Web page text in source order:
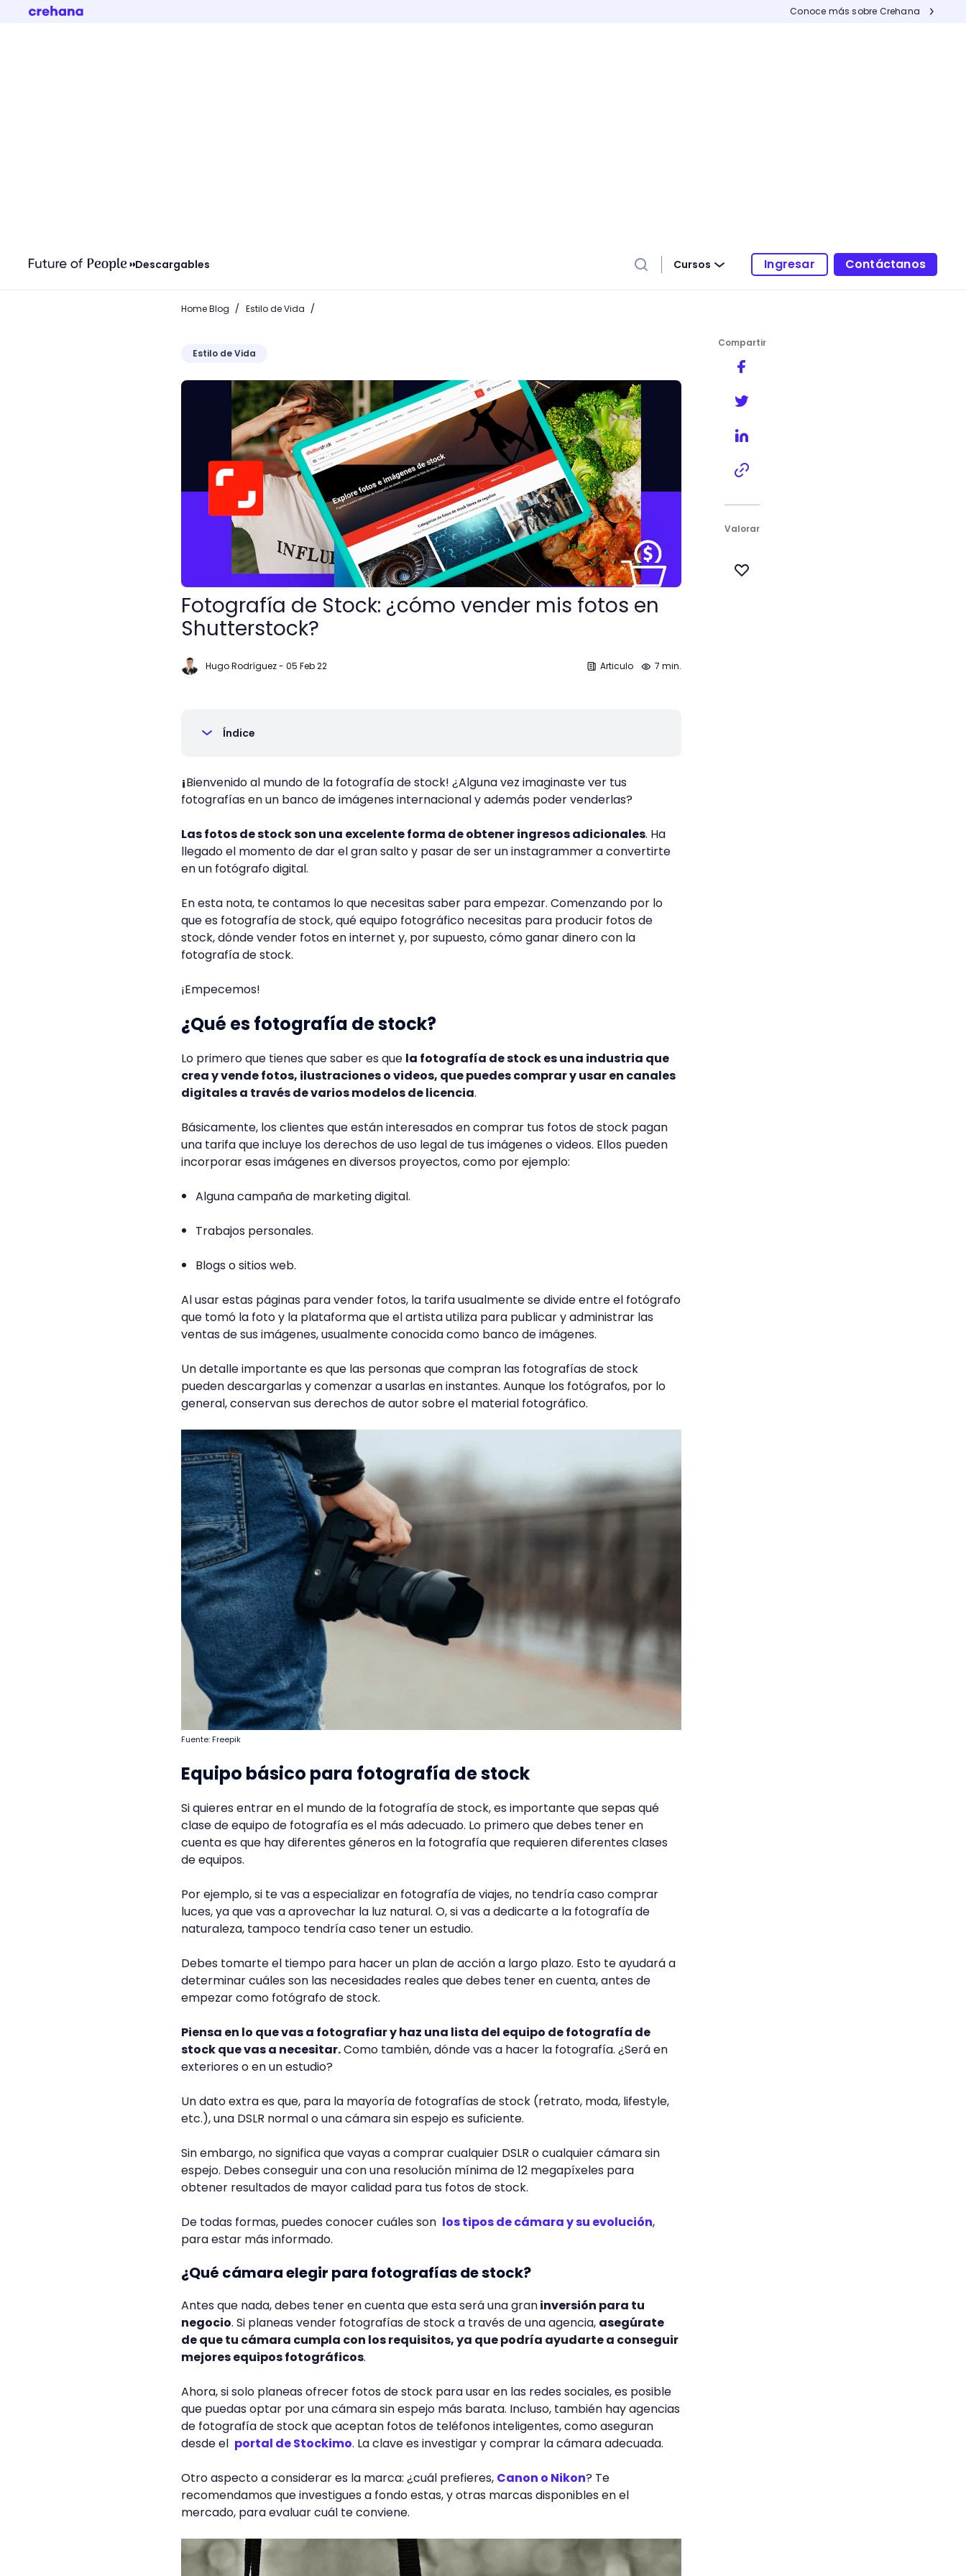
Conoce más sobre Crehana
Descargables Cursos Ingresar Contáctanos
Home Blog / Estilo de Vida /
Estilo de Vida
Fotografía de Stock: ¿cómo vender mis fotos en Shutterstock?
Fotografía de Stock: ¿cómo vender mis fotos en
Shutterstock?
Hugo Rodríguez- 05 Feb 22 Articulo 7 min.
Índice
¡Bienvenido al mundo de la fotografía de stock! ¿Alguna vez imaginaste ver tus
fotografías en un banco de imágenes internacional y además poder venderlas?
Las fotos de stock son una excelente forma de obtener ingresos adicionales. Ha
llegado el momento de dar el gran salto y pasar de ser un instagrammer a convertirte
en un fotógrafo digital.
En esta nota, te contamos lo que necesitas saber para empezar. Comenzando por lo
que es fotografía de stock, qué equipo fotográfico necesitas para producir fotos de
stock, dónde vender fotos en internet y, por supuesto, cómo ganar dinero con la
fotografía de stock.
¡Empecemos!
¿Qué es fotografía de stock?
Lo primero que tienes que saber es que la fotografía de stock es una industria que
crea y vende fotos, ilustraciones o videos, que puedes comprar y usar en canales
digitales a través de varios modelos de licencia.
Básicamente, los clientes que están interesados en comprar tus fotos de stock pagan
una tarifa que incluye los derechos de uso legal de tus imágenes o videos. Ellos pueden
incorporar esas imágenes en diversos proyectos, como por ejemplo:
Alguna campaña de marketing digital.
Trabajos personales.
Blogs o sitios web.
Al usar estas páginas para vender fotos, la tarifa usualmente se divide entre el fotógrafo
que tomó la foto y la plataforma que el artista utiliza para publicar y administrar las
ventas de sus imágenes, usualmente conocida como banco de imágenes.
Un detalle importante es que las personas que compran las fotografías de stock
pueden descargarlas y comenzar a usarlas en instantes. Aunque los fotógrafos, por lo
general, conservan sus derechos de autor sobre el material fotográfico.
Fuente: Freepik
Equipo básico para fotografía de stock
Si quieres entrar en el mundo de la fotografía de stock, es importante que sepas qué
clase de equipo de fotografía es el más adecuado. Lo primero que debes tener en
cuenta es que hay diferentes géneros en la fotografía que requieren diferentes clases
de equipos.
Por ejemplo, si te vas a especializar en fotografía de viajes, no tendría caso comprar
luces, ya que vas a aprovechar la luz natural. O, si vas a dedicarte a la fotografía de
naturaleza, tampoco tendría caso tener un estudio.
Debes tomarte el tiempo para hacer un plan de acción a largo plazo. Esto te ayudará a
determinar cuáles son las necesidades reales que debes tener en cuenta, antes de
empezar como fotógrafo de stock.
Piensa en lo que vas a fotografiar y haz una lista del equipo de fotografía de
stock que vas a necesitar.Como también, dónde vas a hacer la fotografía. ¿Será en
exteriores o en un estudio?
Un dato extra es que, para la mayoría de fotografías de stock (retrato, moda, lifestyle,
etc.), una DSLR normal o una cámara sin espejo es suficiente.
Sin embargo, no significa que vayas a comprar cualquier DSLR o cualquier cámara sin
espejo. Debes conseguir una con una resolución mínima de 12 megapíxeles para
obtener resultados de mayor calidad para tus fotos de stock.
De todas formas, puedes conocer cuáles son los tipos de cámara y su evolución,
para estar más informado.
¿Qué cámara elegir para fotografías de stock?
Antes que nada, debes tener en cuenta que esta será una graninversión para tu
negocio. Si planeas vender fotografías de stock a través de una agencia, asegúrate
de que tu cámara cumpla con los requisitos, ya que podría ayudarte a conseguir
mejores equipos fotográficos.
Ahora, si solo planeas ofrecer fotos de stock para usar en las redes sociales, es posible
que puedas optar por una cámara sin espejo más barata. Incluso, también hay agencias
de fotografía de stock que aceptan fotos de teléfonos inteligentes, como aseguran
desde el portal de Stockimo. La clave es investigar y comprar la cámara adecuada.
Otro aspecto a considerar es la marca: ¿cuál prefieres, Canon o Nikon? Te
recomendamos que investigues a fondo estas, y otras marcas disponibles en el
mercado, para evaluar cuál te conviene.
Compartir
Valorar